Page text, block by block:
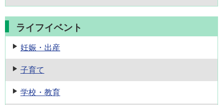
ライフイベント
妊娠・出産
子育て
学校・教育